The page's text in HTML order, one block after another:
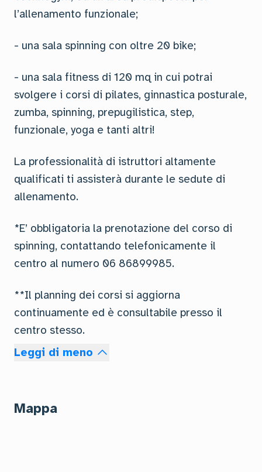
l’allenamento funzionale;
- una sala spinning con oltre 20 bike;
- una sala fitness di 120 mq in cui potrai
svolgere i corsi di pilates, ginnastica posturale,
zumba, spinning, prepugilistica, step,
funzionale, yoga e tanti altri!
La professionalità di istruttori altamente
qualificati ti assisterà durante le sedute di
allenamento.
*E’ obbligatoria la prenotazione del corso di
spinning, contattando telefonicamente il
centro al numero 06 86899985.
**Il planning dei corsi si aggiorna
continuamente ed è consultabile presso il
centro stesso.
Leggi di meno
Mappa